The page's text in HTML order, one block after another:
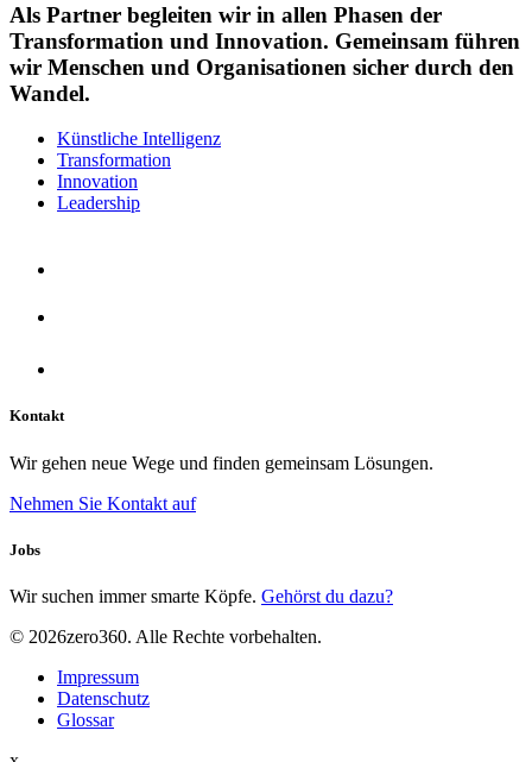
Als Partner begleiten wir in allen Phasen der
Transformation und Innovation. Gemeinsam führen
wir Menschen und Organisationen sicher durch den
Wandel.
Künstliche Intelligenz
Transformation
Innovation
Leadership
Kontakt
Wir gehen neue Wege und finden gemeinsam Lösungen.
Nehmen Sie Kontakt auf
Jobs
Wir suchen immer smarte Köpfe. Gehörst du dazu?
© 2026zero360. Alle Rechte vorbehalten.
Impressum
Datenschutz
Glossar